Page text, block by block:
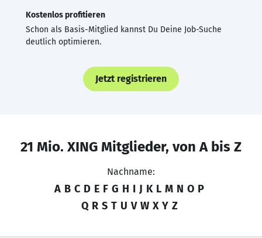
Kostenlos profitieren
Schon als Basis-Mitglied kannst Du Deine Job-Suche
deutlich optimieren.
Jetzt registrieren
21 Mio. XING Mitglieder, von A bis Z
Nachname:
A B C D E F G H I J K L M N O P
Q R S T U V W X Y Z